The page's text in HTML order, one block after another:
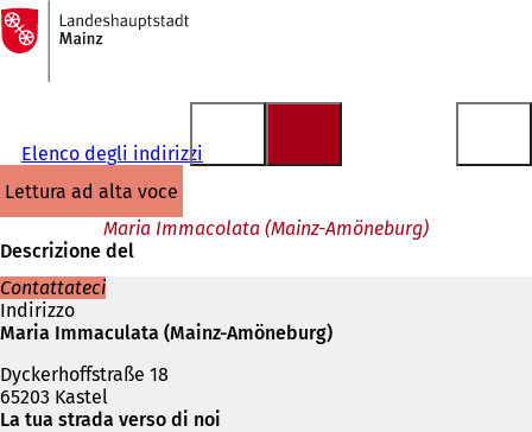
Vai al contenuto
Alla
pagina
iniziale
Elenco degli indirizzi
lettura ad alta voce
Maria Immacolata (Mainz-Amöneburg)
Descrizione del
Contattateci
Indirizzo
Maria Immaculata (Mainz-Amöneburg)
Dyckerhoffstraße 18
65203 Kastel
La tua strada verso di noi